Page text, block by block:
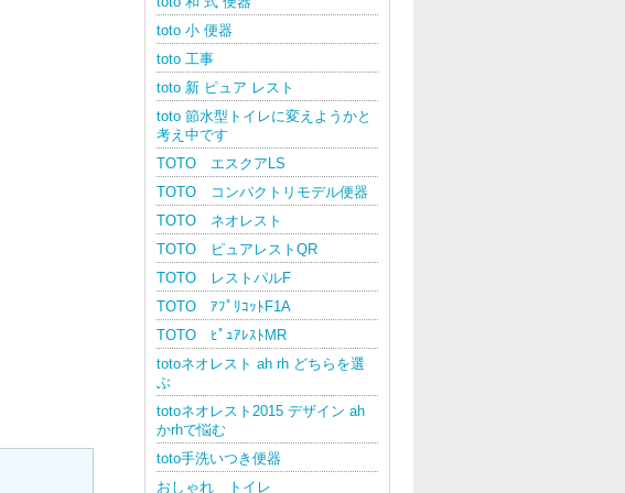
toto 小 便器
toto 工事
toto 新 ピュア レスト
toto 節水型トイレに変えようかと
考え中です
TOTO エスクアLS
TOTO コンパクトリモデル便器
TOTO ネオレスト
TOTO ピュアレストQR
TOTO レストパルF
TOTO ｱﾌﾟﾘｺｯﾄF1A
TOTO ﾋﾟｭｱﾚｽﾄMR
totoネオレスト ah rh どちらを選
ぶ
totoネオレスト2015 デザイン ah
かrhで悩む
toto手洗いつき便器
おしゃれ トイレ